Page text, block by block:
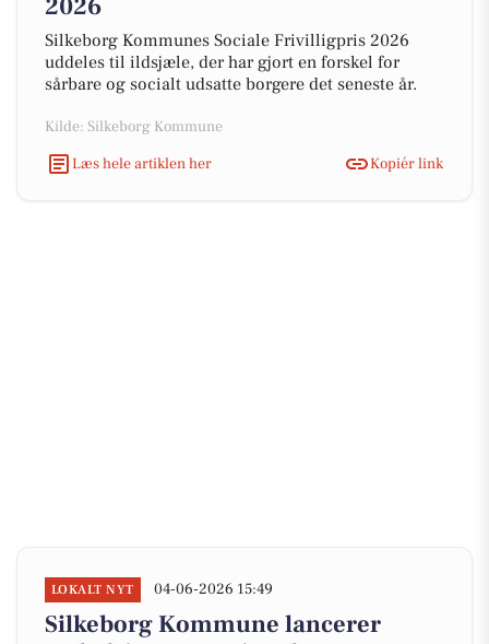
2026
Silkeborg Kommunes Sociale Frivilligpris 2026
uddeles til ildsjæle, der har gjort en forskel for
sårbare og socialt udsatte borgere det seneste år.
Kilde: Silkeborg Kommune
Læs hele artiklen her
Kopiér link
LOKALT NYT 04-06-2026 15:49
Silkeborg Kommune lancerer